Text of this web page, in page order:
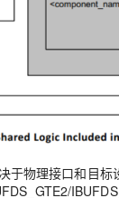
于物理接口和目标